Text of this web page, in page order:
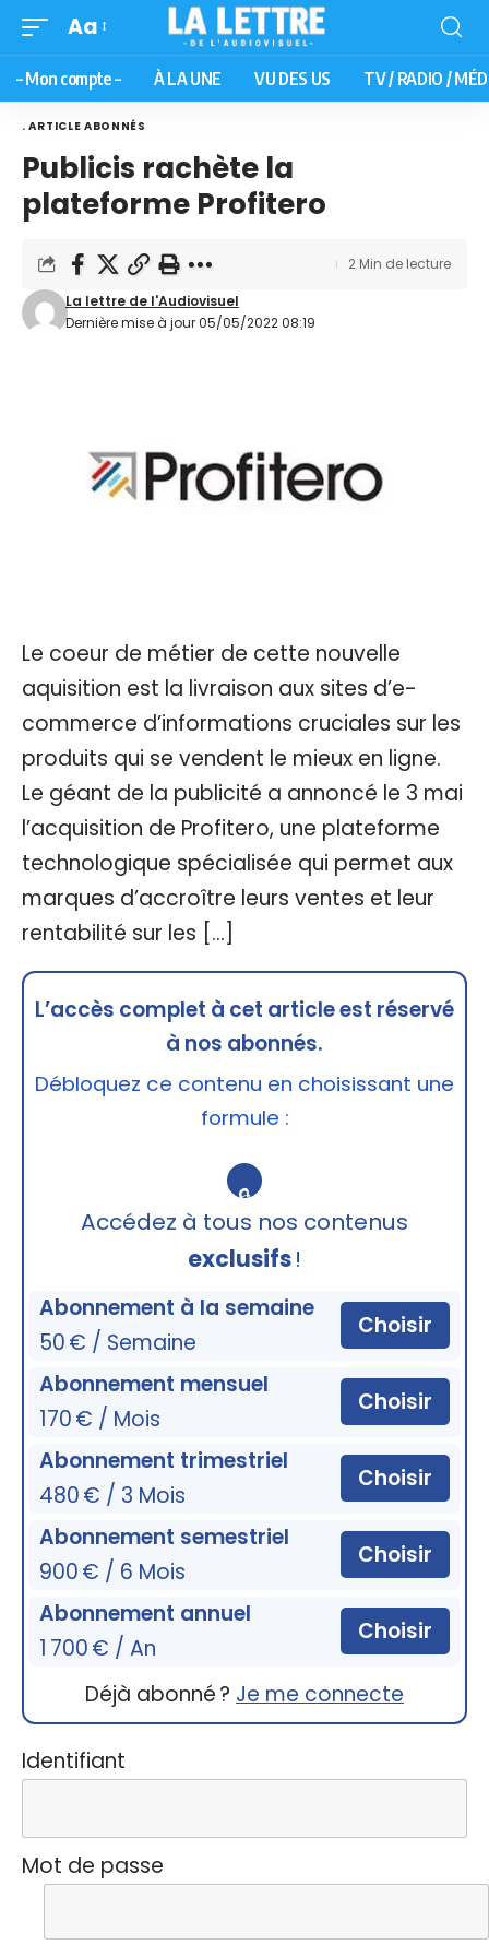
Aa
– Mon compte – À LA UNE VU DES US TV / RADIO /
. ARTICLE ABONNÉS
Publicis rachète la
plateforme Profitero
Dernière mise à jour 05/05/2022 08:19
La lettre de l'Audiovisuel
2 Min de lecture
Le coeur de métier de cette nouvelle
aquisition est la livraison aux sites d’e-
commerce d’informations cruciales sur les
produits qui se vendent le mieux en ligne.
Le géant de la publicité a annoncé le 3 mai
l’acquisition de Profitero, une plateforme
technologique spécialisée qui permet aux
marques d’accroître leurs ventes et leur
rentabilité sur les […]
L’accès complet à cet article est réservé
à nos abonnés.
Débloquez ce contenu en choisissant une
formule :
🔒
Accédez à tous nos contenus
exclusifs!
Abonnement à la semaine
50 € / Semaine
Choisir
Abonnement mensuel
170 € / Mois
Choisir
Abonnement trimestriel
480 € / 3 Mois
Choisir
Abonnement semestriel
900 € / 6 Mois
Choisir
Abonnement annuel
1 700 € / An
Choisir
Déjà abonné ? Je me connecte
Identifiant
Mot de passe